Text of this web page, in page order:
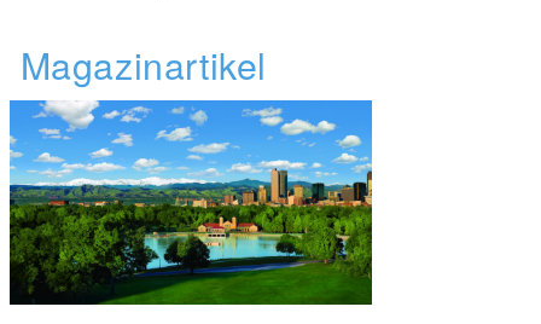
Magazinartikel